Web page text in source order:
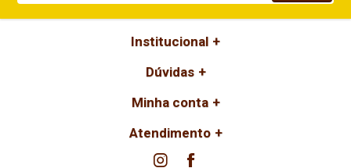
Institucional
Dúvidas
Minha conta
Atendimento